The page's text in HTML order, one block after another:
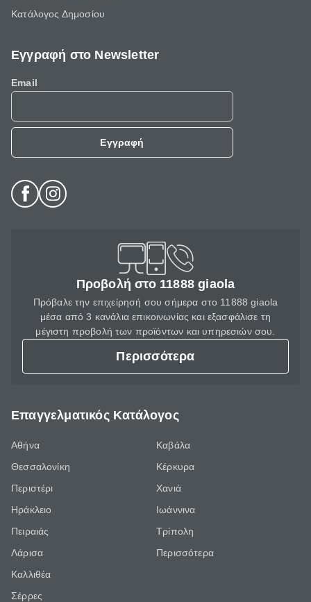
Κατάλογος Δημοσίου
Εγγραφή στο Newsletter
Email
Εγγραφή
Προβολή στο 11888 giaola
Πρόβαλε την επιχείρησή σου σήμερα στο 11888 giaola
μέσα από 3 κανάλια επικοινωνίας και εξασφάλισε τη
μέγιστη προβολή των προϊόντων και υπηρεσιών σου.
Περισσότερα
Επαγγελματικός Κατάλογος
Αθήνα
Θεσσαλονίκη
Περιστέρι
Ηράκλειο
Πειραιάς
Λάρισα
Καλλιθέα
Σέρρες
Καβάλα
Κέρκυρα
Χανιά
Ιωάννινα
Τρίπολη
Περισσότερα